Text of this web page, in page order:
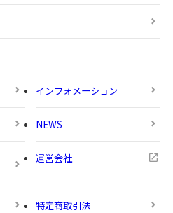
インフォメーション
NEWS
運営会社
特定商取引法